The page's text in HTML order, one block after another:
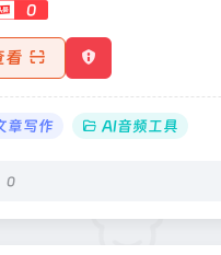
0
看
章写作 AI音频工具
0